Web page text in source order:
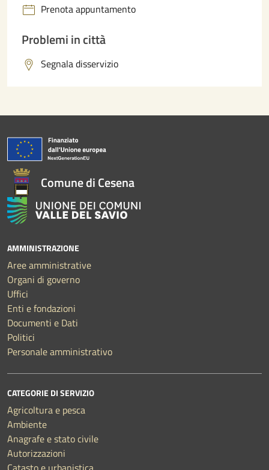
Prenota appuntamento
Problemi in città
Segnala disservizio
Comune di Cesena
AMMINISTRAZIONE
Aree amministrative
Organi di governo
Uffici
Enti e fondazioni
Documenti e Dati
Politici
Personale amministrativo
CATEGORIE DI SERVIZIO
Agricoltura e pesca
Ambiente
Anagrafe e stato civile
Autorizzazioni